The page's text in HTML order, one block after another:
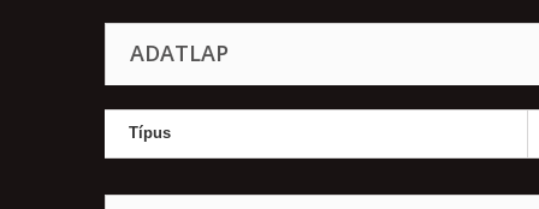
ADATLAP
Típus